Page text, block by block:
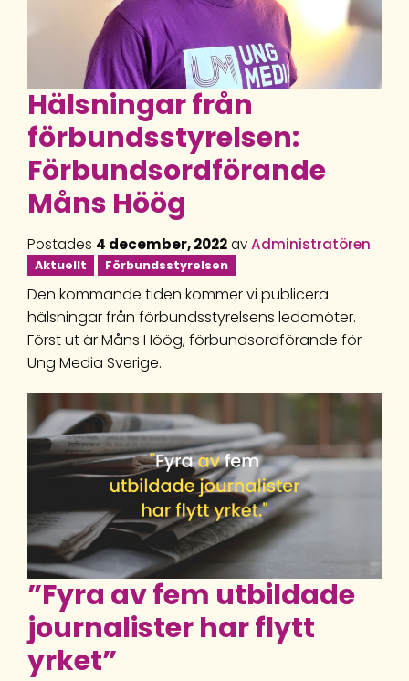
Hälsningar från
förbundsstyrelsen:
Förbundsordförande
Måns Höög
Postades 4 december, 2022avAdministratören
Aktuellt Förbundsstyrelsen
Den kommande tiden kommer vi publicera
hälsningar från förbundsstyrelsens ledamöter.
Först ut är Måns Höög, förbundsordförande för
Ung Media Sverige.
”Fyra av fem utbildade
journalister har flytt
yrket”